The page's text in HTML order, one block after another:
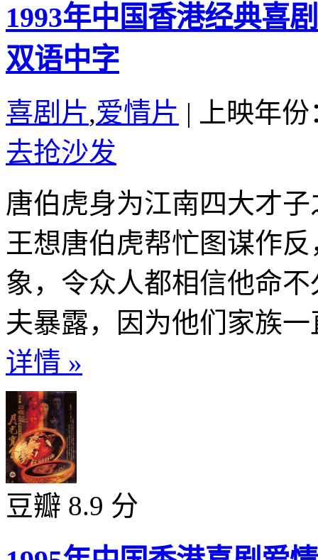
1993年中国香港经典喜
双语中字
喜剧片,爱情片 |
上映年
去抢沙发
唐伯虎身为江南四大才
王想唐伯虎帮忙图谋作
象，令众人都相信他命
夫暴露，因为他们家族
详情 »
豆瓣 8.9 分